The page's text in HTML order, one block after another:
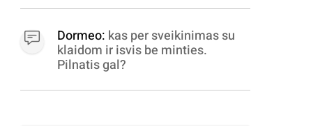
Dormeo: kas per sveikinimas su
klaidom ir isvis be minties.
Pilnatis gal?